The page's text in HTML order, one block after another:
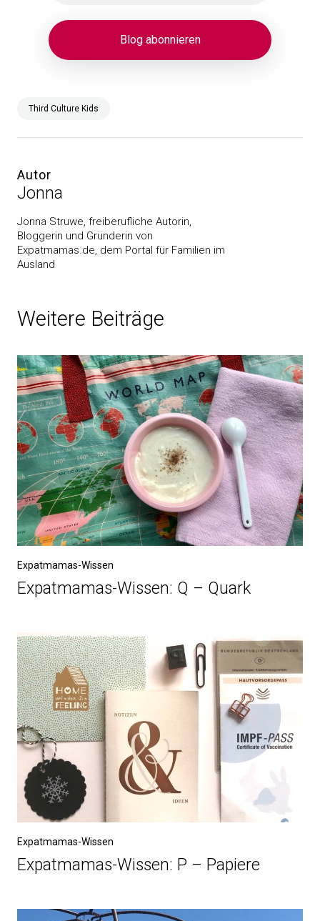
Third Culture Kids
Autor
Jonna
Jonna Struwe, freiberufliche Autorin,
Bloggerin und Gründerin von
Expatmamas.de, dem Portal für Familien im
Ausland
Weitere Beiträge
Expatmamas-Wissen
Expatmamas-Wissen: Q – Quark
Expatmamas-Wissen
Expatmamas-Wissen: P – Papiere